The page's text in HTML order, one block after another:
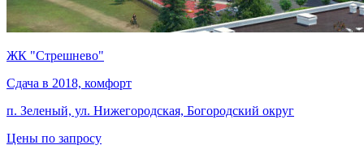
ЖК "Стрешнево"
Сдача в 2018, комфорт
п. Зеленый, ул. Нижегородская, Богородский округ
Цены по запросу